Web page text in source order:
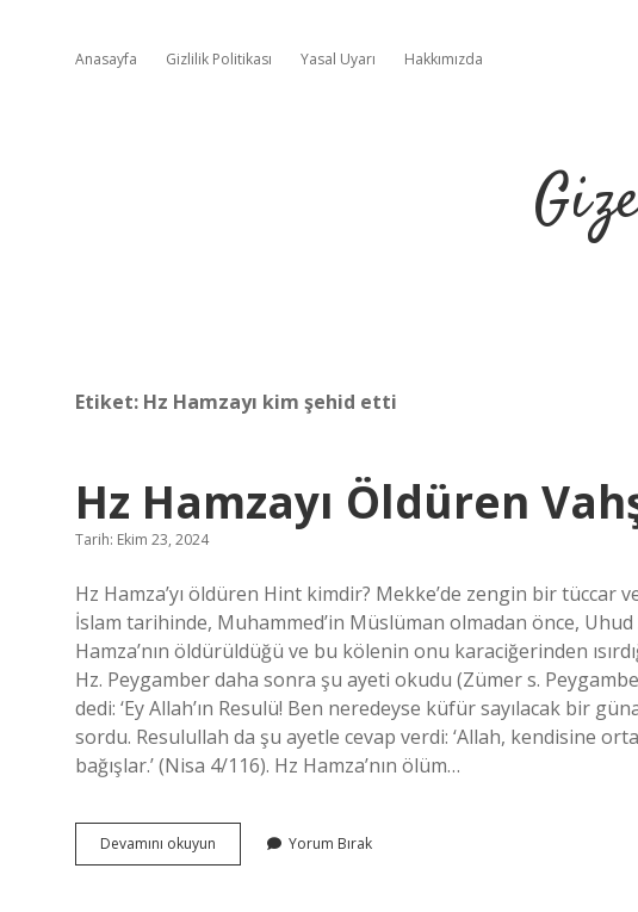
Anasayfa Gizlilik Politikası Yasal Uyarı Hakkımızda
Etiket: Hz Hamzayı kim şehid etti
Hz Hamzayı Öldüren
Tarih: Ekim 23, 2024
Hz Hamza’yı öldüren Hint kimdir? Mekke’de zengin bir tüccar
İslam tarihinde, Muhammed’in Müslüman olmadan önce, Uhud
Hamza’nın öldürüldüğü ve bu kölenin onu karaciğerinden
Hz. Peygamber daha sonra şu ayeti okudu (Zümer s.
dedi: ‘Ey Allah’ın Resulü! Ben neredeyse küfür sayılacak bir
sordu. Resulullah da şu ayetle cevap verdi: ‘Allah, kendisine
bağışlar.’ (Nisa 4/116). Hz Hamza’nın ölüm…
Devamını okuyun
Hamzayı
Yorum Bırak